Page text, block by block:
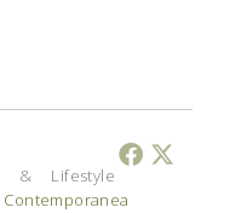
& Lifestyle
Contemporanea